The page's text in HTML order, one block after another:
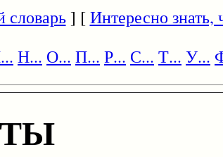
словарь] [Интересно знать,
Н... О... П... Р... С... Т... У...